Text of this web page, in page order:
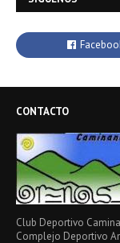
CONTACTO
Club Deportivo
Complejo Deportivo